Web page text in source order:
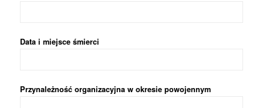
Data i miejsce śmierci
Przynależność organizacyjna w okresie powojennym